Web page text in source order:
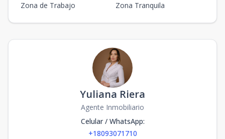
Zona de Trabajo
Zona Tranquila
Yuliana Riera
Agente Inmobiliario
Celular / WhatsApp:
+18093071710